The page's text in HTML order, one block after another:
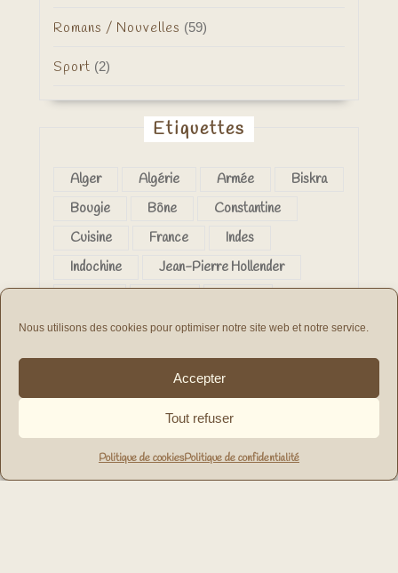
Nous utilisons des cookies pour optimiser notre site web et notre service.
Accepter
Tout refuser
Politique de cookiesPolitique de confidentialité
Romans / Nouvelles (59)
Sport (2)
Etiquettes
Alger Algérie Armée
Biskra
Bougie
Bône
Constantine
Cuisine
France
Indes
Indochine
Jean-Pierre Hollender
Médéa
Oran
Philippeville
Relizane
Sahara
Sahel
Filtrer par tarif